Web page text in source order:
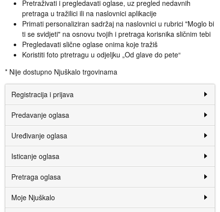
Pretraživati i pregledavati oglase, uz pregled nedavnih
pretraga u tražilici ili na naslovnici aplikacije
Primati personaliziran sadržaj na naslovnici u rubrici "Moglo bi
ti se svidjeti" na osnovu tvojih i pretraga korisnika sličnim tebi
Pregledavati slične oglase onima koje tražiš
Koristiti foto ptretragu u odjeljku „Od glave do pete“
* Nije dostupno Njuškalo trgovinama
Registracija i prijava
Predavanje oglasa
Uređivanje oglasa
Isticanje oglasa
Pretraga oglasa
Moje Njuškalo